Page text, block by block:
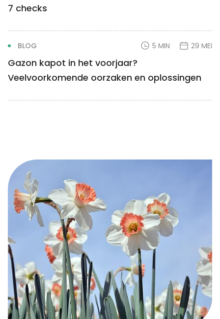
7 checks
BLOG 5 MIN 29 MEI
Gazon kapot in het voorjaar?
Veelvoorkomende oorzaken en oplossingen